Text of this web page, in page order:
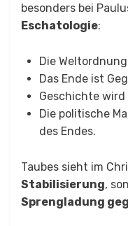
besonders bei
Eschatologie:
Die
Das Ende ist
Geschichte
Die politische
des Endes.
Taubes sieht im
Stabilisierung,
Sprengladung